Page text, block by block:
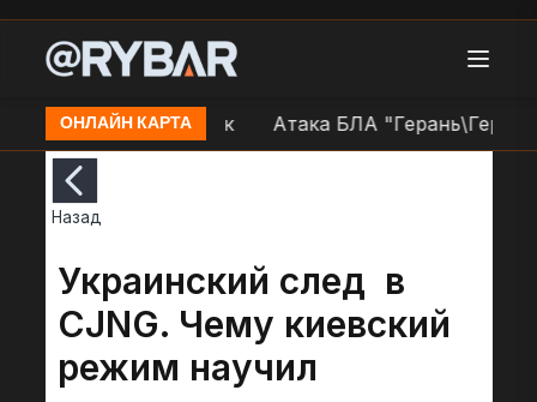
ОНЛАЙН КАРТА
в н.п. Краснокутск Атака БЛА
Назад
Украинский след в
CJNG. Чему киевский
режим научил